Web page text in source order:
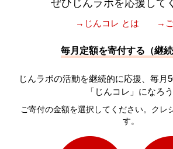
ぜひじんラボを応援して
→じんコレ とは →
毎月定額を寄付する（継続
じんラボの活動を継続的に応援、毎月
「じんコレ」になろ
ご寄付の金額を選択してください。クレ
す。